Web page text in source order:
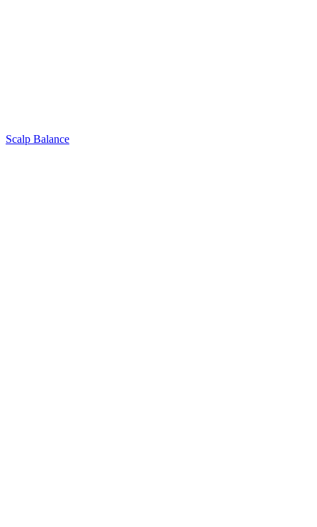
Scalp Balance